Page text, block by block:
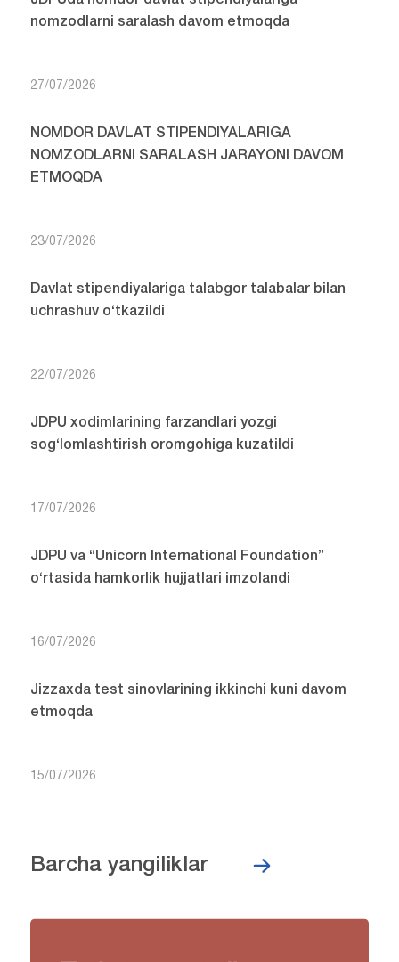
nomzodlarni saralash davom etmoqda
27/07/2026
NOMDOR DAVLAT STIPENDIYALARIGA
NOMZODLARNI SARALASH JARAYONI DAVOM
ETMOQDA
23/07/2026
Davlat stipendiyalariga talabgor talabalar bilan
uchrashuv o‘tkazildi
22/07/2026
JDPU xodimlarining farzandlari yozgi
sog‘lomlashtirish oromgohiga kuzatildi
17/07/2026
JDPU va “Unicorn International Foundation”
o‘rtasida hamkorlik hujjatlari imzolandi
16/07/2026
Jizzaxda test sinovlarining ikkinchi kuni davom
etmoqda
15/07/2026
Barcha yangiliklar